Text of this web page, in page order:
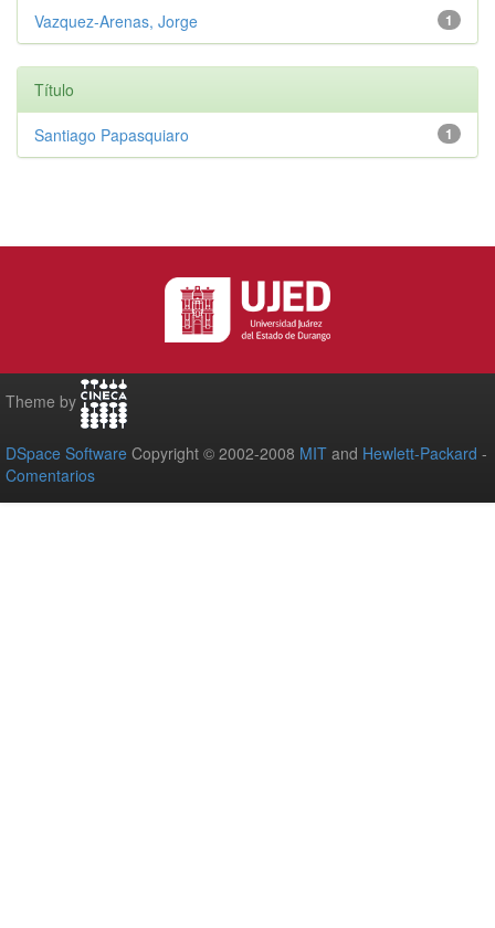
1
Vazquez-Arenas, Jorge
Título
1
Santiago Papasquiaro
Theme by
DSpace Software Copyright © 2002-2008 MIT and Hewlett-Packard -
Comentarios